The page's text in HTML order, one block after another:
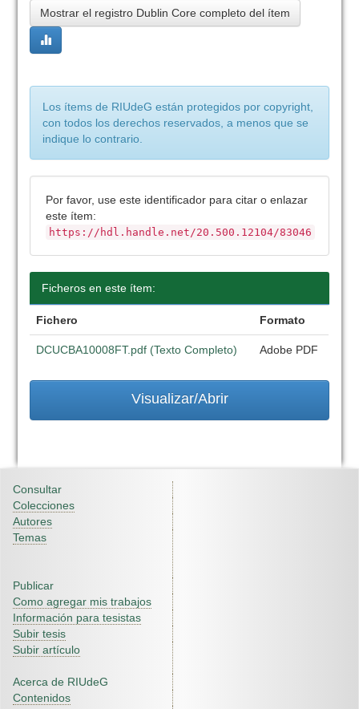
Mostrar el registro Dublin Core completo del ítem
Los ítems de RIUdeG están protegidos por copyright,
con todos los derechos reservados, a menos que se
indique lo contrario.
Por favor, use este identificador para citar o enlazar
este ítem:
https://hdl.handle.net/20.500.12104/83046
Ficheros en este ítem:
Fichero Formato
DCUCBA10008FT.pdf (Texto Completo) Adobe PDF
Visualizar/Abrir
Consultar
Colecciones
Autores
Temas
Publicar
Como agregar mis trabajos
Información para tesistas
Subir tesis
Subir artículo
Acerca de RIUdeG
Contenidos